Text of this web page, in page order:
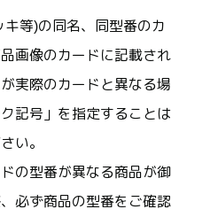
等)の同名、同型番のカ
画像のカードに記載され
実際のカードと異なる場
記号」を指定することは
い。
の型番が異なる商品が御
必ず商品の型番をご確認